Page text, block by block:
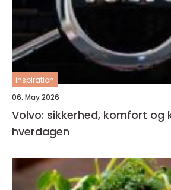
inspiration
06. May 2026
Volvo: sikkerhed, komfort
hverdagen